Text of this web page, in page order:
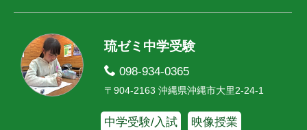
琉ゼミ中学受験
098-934-0365
〒904-2163 沖縄県沖縄市大里2-24-1
中学受験/入試 映像授業